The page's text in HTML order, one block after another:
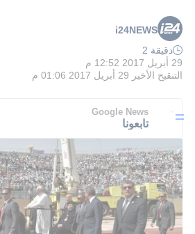
i24NEWS
دقيقة 2
29 أبريل 2017 12:52 م
التنقيح الأخير 29 أبريل 2017 01:06 م
Google News
تابعونا